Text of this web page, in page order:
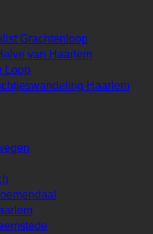
Grachtenloop
van Haarlem
Loop
Haarlem